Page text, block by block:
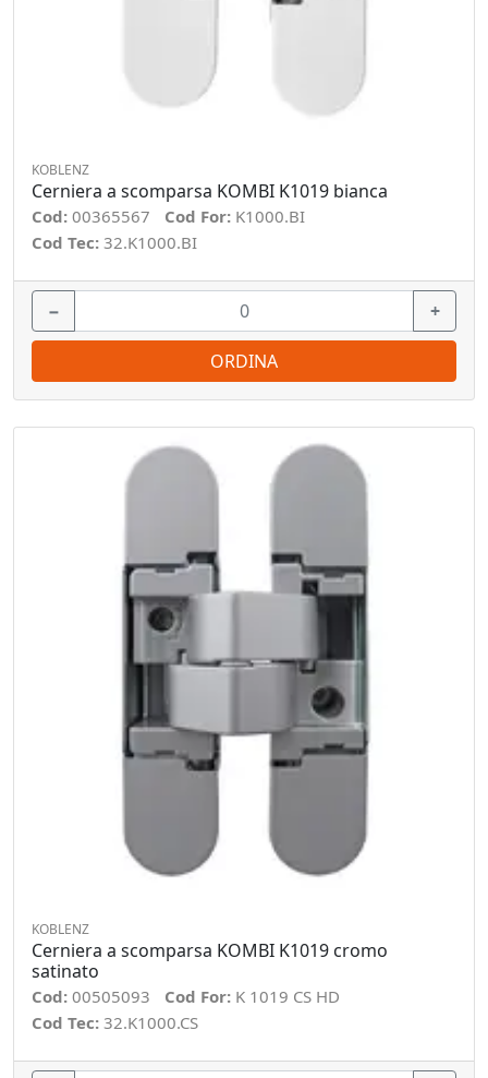
KOBLENZ
Cerniera a scomparsa KOMBI K1019 bianca
Cod: 00365567 Cod For: K1000.BI
Cod Tec: 32.K1000.BI
− +
ORDINA
KOBLENZ
Cerniera a scomparsa KOMBI K1019 cromo
satinato
Cod: 00505093 Cod For: K 1019 CS HD
Cod Tec: 32.K1000.CS